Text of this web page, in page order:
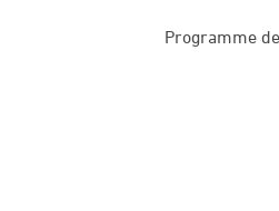
Programme